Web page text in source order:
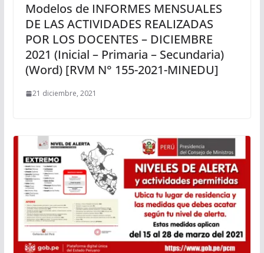
Modelos de INFORMES MENSUALES
DE LAS ACTIVIDADES REALIZADAS
POR LOS DOCENTES – DICIEMBRE
2021 (Inicial – Primaria – Secundaria)
(Word) [RVM N° 155-2021-MINEDU]
21 diciembre, 2021